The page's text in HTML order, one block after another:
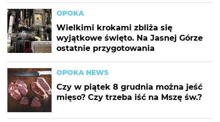
OPOKA
Wielkimi krokami zbliża się
wyjątkowe święto. Na Jasnej Górze
ostatnie przygotowania
OPOKA NEWS
Czy w piątek 8 grudnia można jeść
mięso? Czy trzeba iść na Mszę św.?